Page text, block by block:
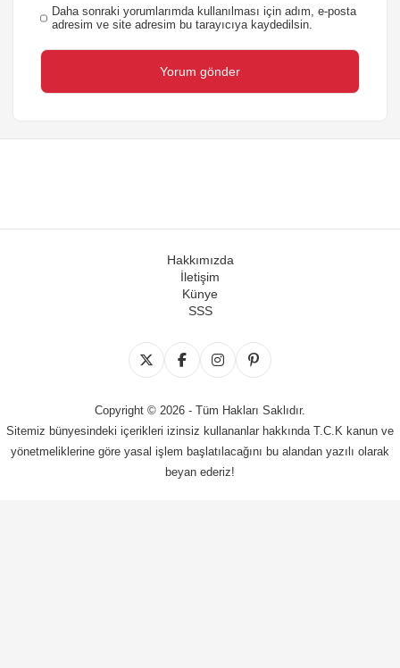
Daha sonraki yorumlarımda kullanılması için adım, e-posta
adresim ve site adresim bu tarayıcıya kaydedilsin.
Hakkımızda
İletişim
Künye
SSS
Copyright © 2026 - Tüm Hakları Saklıdır.
Sitemiz bünyesindeki içerikleri izinsiz kullananlar hakkında T.C.K kanun ve
yönetmeliklerine göre yasal işlem başlatılacağını bu alandan yazılı olarak
beyan ederiz!